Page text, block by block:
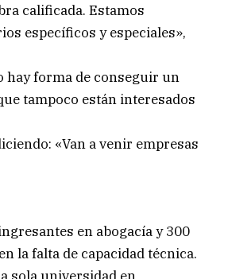
calificada. Estamos
específicos y especiales»,
hay forma de conseguir un
tampoco están interesados
«Van a venir empresas
en abogacía y 300
la falta de capacidad técnica.